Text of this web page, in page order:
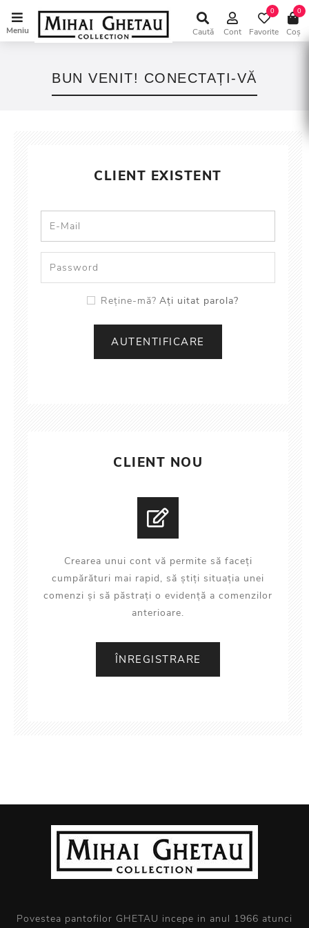
Meniu Caută Cont Favorite
0
Coș
0
BUN VENIT! CONECTAȚI-VĂ
CLIENT EXISTENT
Reține-mă? Ați uitat parola?
CLIENT NOU
Crearea unui cont vă permite să faceți
cumpărături mai rapid, să știți situația unei
comenzi și să păstrați o evidență a comenzilor
anterioare.
Povestea pantofilor GHETAU incepe in anul 1966 atunci